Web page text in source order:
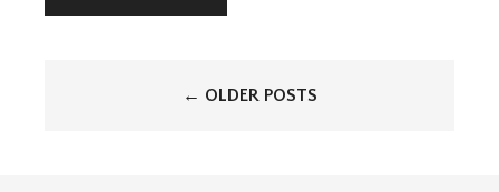
← OLDER POSTS